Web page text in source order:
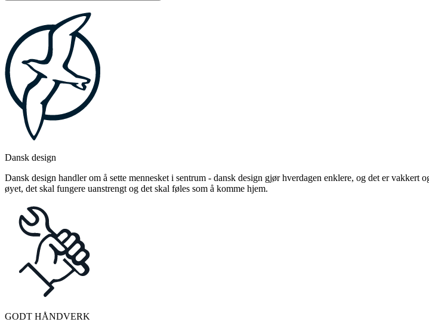
Dansk design
Dansk design handler om å sette mennesket i sentrum - dansk design gjør hverdagen enklere, og det er
øyet, det skal fungere uanstrengt og det skal føles som å komme hjem.
GODT HÅNDVERK